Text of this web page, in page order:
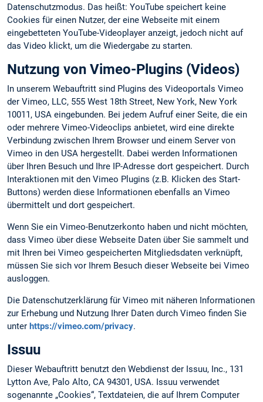
Datenschutzmodus. Das heißt: YouTube speichert keine
Cookies für einen Nutzer, der eine Webseite mit einem
eingebetteten YouTube-Videoplayer anzeigt, jedoch nicht auf
das Video klickt, um die Wiedergabe zu starten.
Nutzung von Vimeo-Plugins (Videos)
In unserem Webauftritt sind Plugins des Videoportals Vimeo
der Vimeo, LLC, 555 West 18th Street, New York, New York
10011, USA eingebunden. Bei jedem Aufruf einer Seite, die ein
oder mehrere Vimeo-Videoclips anbietet, wird eine direkte
Verbindung zwischen Ihrem Browser und einem Server von
Vimeo in den USA hergestellt. Dabei werden Informationen
über Ihren Besuch und Ihre IP-Adresse dort gespeichert. Durch
Interaktionen mit den Vimeo Plugins (z.B. Klicken des Start-
Buttons) werden diese Informationen ebenfalls an Vimeo
übermittelt und dort gespeichert.
Wenn Sie ein Vimeo-Benutzerkonto haben und nicht möchten,
dass Vimeo über diese Webseite Daten über Sie sammelt und
mit Ihren bei Vimeo gespeicherten Mitgliedsdaten verknüpft,
müssen Sie sich vor Ihrem Besuch dieser Webseite bei Vimeo
ausloggen.
Die Datenschutzerklärung für Vimeo mit näheren Informationen
zur Erhebung und Nutzung Ihrer Daten durch Vimeo finden Sie
unter https://vimeo.com/privacy.
Issuu
Dieser Webauftritt benutzt den Webdienst der Issuu, Inc., 131
Lytton Ave, Palo Alto, CA 94301, USA. Issuu verwendet
sogenannte „Cookies“, Textdateien, die auf Ihrem Computer